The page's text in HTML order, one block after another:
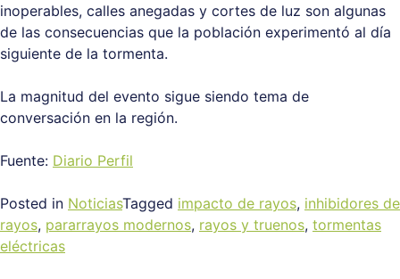
inoperables, calles anegadas y cortes de luz son algunas
de las consecuencias que la población experimentó al día
siguiente de la tormenta.
La magnitud del evento sigue siendo tema de
conversación en la región.
Fuente: Diario Perfil
Posted in NoticiasTagged impacto de rayos, inhibidores de
rayos, pararrayos modernos, rayos y truenos, tormentas
eléctricas